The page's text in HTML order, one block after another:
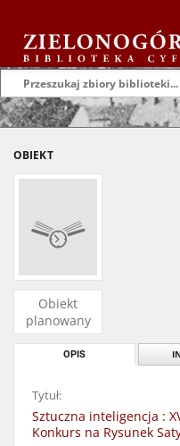
OBIEKT
Obiekt
planowany
OPIS
Tytuł:
Sztuczna inteligencja :
Konkurs na Rysunek